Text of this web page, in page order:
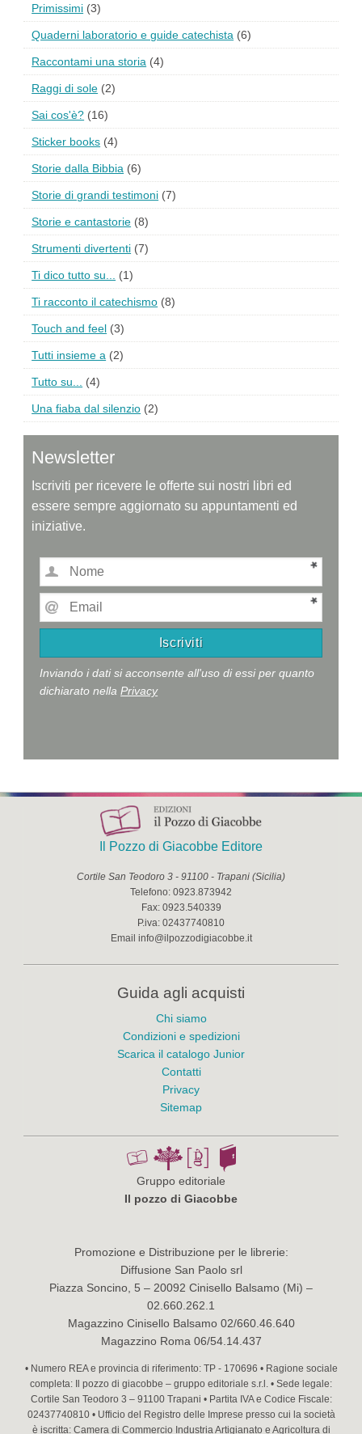
Primissimi (3)
Quaderni laboratorio e guide catechista (6)
Raccontami una storia (4)
Raggi di sole (2)
Sai cos'è? (16)
Sticker books (4)
Storie dalla Bibbia (6)
Storie di grandi testimoni (7)
Storie e cantastorie (8)
Strumenti divertenti (7)
Ti dico tutto su... (1)
Ti racconto il catechismo (8)
Touch and feel (3)
Tutti insieme a (2)
Tutto su... (4)
Una fiaba dal silenzio (2)
Newsletter
Iscriviti per ricevere le offerte sui nostri libri ed
essere sempre aggiornato su appuntamenti ed
iniziative.
Inviando i dati si acconsente all'uso di essi per quanto
dichiarato nellaPrivacy
Il Pozzo di Giacobbe Editore
Cortile San Teodoro 3 - 91100 - Trapani (Sicilia)
Telefono: 0923.873942
Fax: 0923.540339
P.iva: 02437740810
Email info@ilpozzodigiacobbe.it
Guida agli acquisti
Chi siamo
Condizioni e spedizioni
Scarica il catalogo Junior
Contatti
Privacy
Sitemap
Gruppo editoriale
Il pozzo di Giacobbe
Promozione e Distribuzione per le librerie:
Diffusione San Paolo srl
Piazza Soncino, 5 – 20092 Cinisello Balsamo (Mi) –
02.660.262.1
Magazzino Cinisello Balsamo 02/660.46.640
Magazzino Roma 06/54.14.437
• Numero REA e provincia di riferimento: TP - 170696 • Ragione sociale
completa: Il pozzo di giacobbe – gruppo editoriale s.r.l. • Sede legale:
Cortile San Teodoro 3 – 91100 Trapani • Partita IVA e Codice Fiscale:
02437740810 • Ufficio del Registro delle Imprese presso cui la società
è iscritta: Camera di Commercio Industria Artigianato e Agricoltura di